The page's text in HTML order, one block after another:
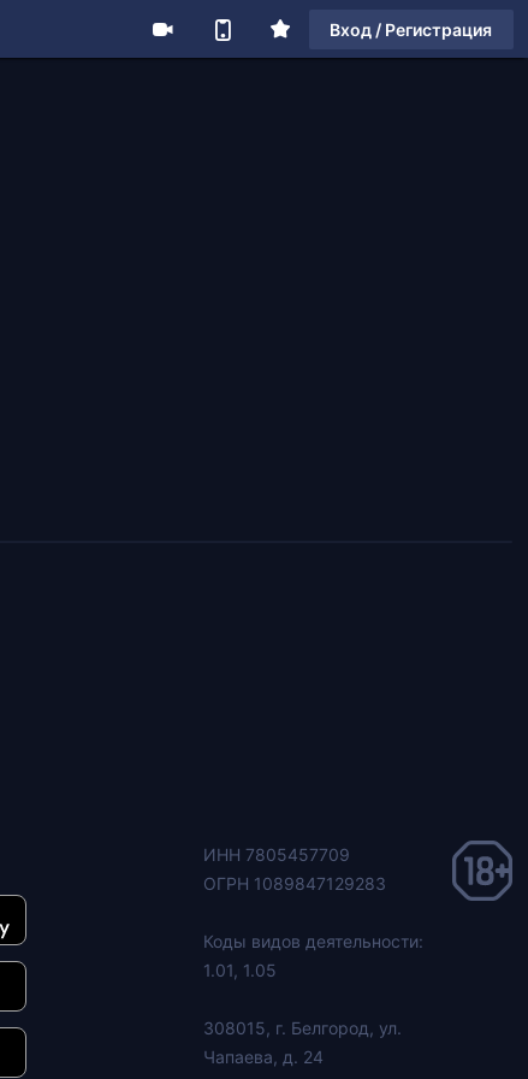
Вход / Регистрация
ИНН 7805457709
ОГРН 1089847129283
Коды видов деятельности:
1.01, 1.05
308015, г. Белгород, ул.
Чапаева, д. 24